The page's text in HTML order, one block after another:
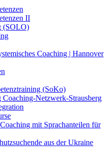
II
(SOLO)
Coaching | Hannover
(SoKo)
Coaching-Netzwerk-Strausberg
mit Sprachanteilen für
aus der Ukraine